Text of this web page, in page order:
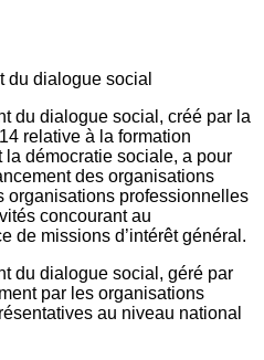
du dialogue social, créé par la
relative à la formation
la démocratie sociale, a pour
des organisations
organisations professionnelles
concourant au
de missions d’intérêt général.
du dialogue social, géré par
par les organisations
au niveau national